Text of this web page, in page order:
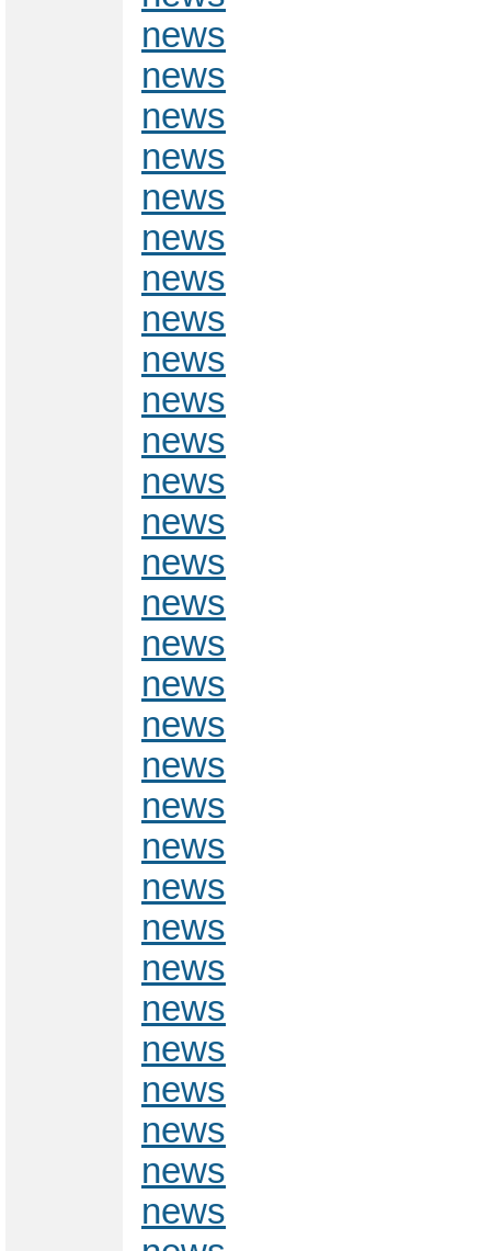
news
news
news
news
news
news
news
news
news
news
news
news
news
news
news
news
news
news
news
news
news
news
news
news
news
news
news
news
news
news